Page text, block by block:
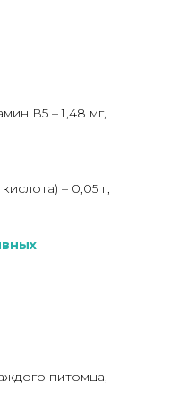
В5 – 1,48 мг,
– 0,05 г,
питомца,